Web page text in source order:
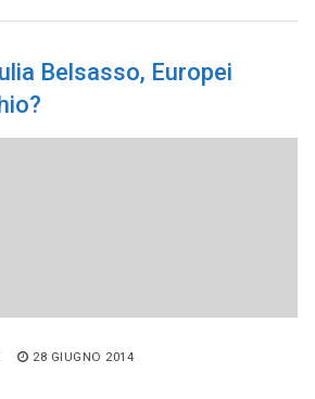
Belsasso, Europei
28 GIUGNO 2014